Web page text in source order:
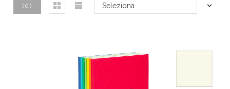
( 0 ) Seleziona